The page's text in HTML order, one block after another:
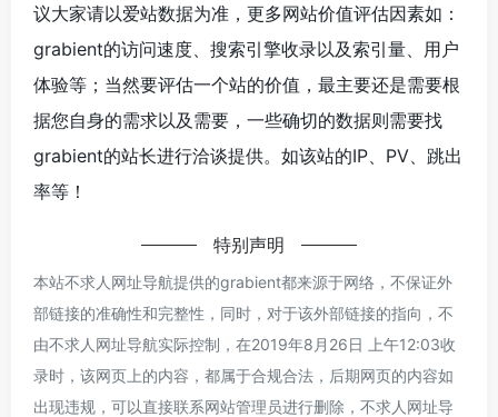
议大家请以爱站数据为准，更多网站价值评估因素如：
grabient的访问速度、搜索引擎收录以及索引量、用户
体验等；当然要评估一个站的价值，最主要还是需要根
据您自身的需求以及需要，一些确切的数据则需要找
grabient的站长进行洽谈提供。如该站的IP、PV、跳出
率等！
特别声明
本站不求人网址导航提供的grabient都来源于网络，不保证外
部链接的准确性和完整性，同时，对于该外部链接的指向，不
由不求人网址导航实际控制，在2019年8月26日 上午12:03收
录时，该网页上的内容，都属于合规合法，后期网页的内容如
出现违规，可以直接联系网站管理员进行删除，不求人网址导